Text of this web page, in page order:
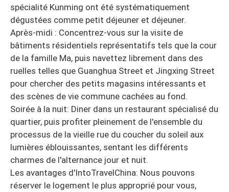
spécialité Kunming ont été systématiquement
dégustées comme petit déjeuner et déjeuner.
Après-midi : Concentrez-vous sur la visite de
bâtiments résidentiels représentatifs tels que la cour
de la famille Ma, puis navettez librement dans des
ruelles telles que Guanghua Street et Jingxing Street
pour chercher des petits magasins intéressants et
des scènes de vie commune cachées au fond.
Soirée à la nuit: Diner dans un restaurant spécialisé du
quartier, puis profiter pleinement de l'ensemble du
processus de la vieille rue du coucher du soleil aux
lumières éblouissantes, sentant les différents
charmes de l'alternance jour et nuit.
Les avantages d'IntoTravelChina: Nous pouvons
réserver le logement le plus approprié pour vous,